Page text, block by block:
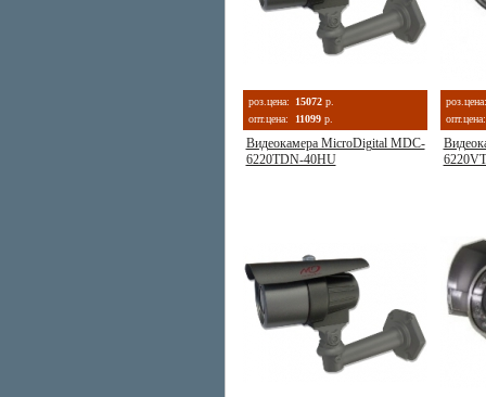
роз.цена: 15072 р.
опт.цена:
11099 р.
Видеокамера MicroDigital MDC-
6220TDN-40НU
роз.цена:
опт.цена: